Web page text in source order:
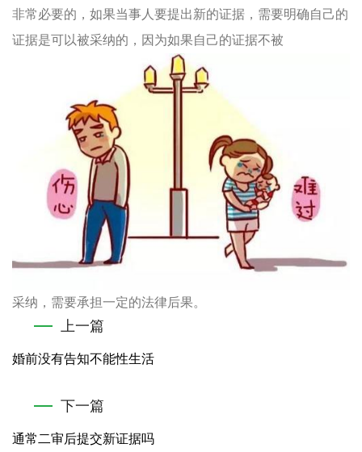
非常必要的，如果当事人要提出新的证据，需要明确自己的
证据是可以被采纳的，因为如果自己的证据不被
采纳，需要承担一定的法律后果。
上一篇
婚前没有告知不能性生活
下一篇
通常二审后提交新证据吗